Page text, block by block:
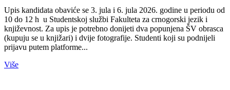
Upis kandidata obaviće se 3. jula i 6. jula 2026. godine u periodu od
10 do 12 h u Studentskoj službi Fakulteta za crnogorski jezik i
književnost. Za upis je potrebno donijeti dva popunjena ŠV obrasca
(kupuju se u knjižari) i dvije fotografije. Studenti koji su podnijeli
prijavu putem platforme...
Više